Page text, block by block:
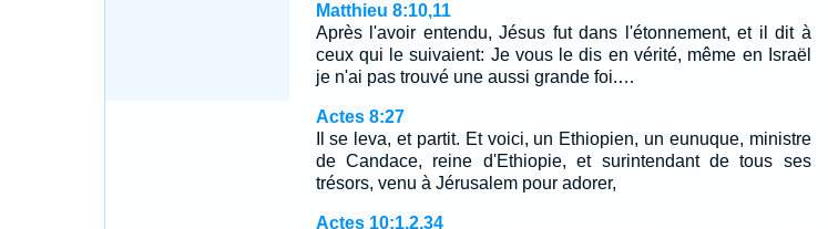
Matthieu 8:10,11
Après l'avoir entendu, Jésus fut dans l'étonnement, et il dit à
ceux qui le suivaient: Je vous le dis en vérité, même en Israël
je n'ai pas trouvé une aussi grande foi.…
Actes 8:27
Il se leva, et partit. Et voici, un Ethiopien, un eunuque, ministre
de Candace, reine d'Ethiopie, et surintendant de tous ses
trésors, venu à Jérusalem pour adorer,
Actes 10:1,2,34